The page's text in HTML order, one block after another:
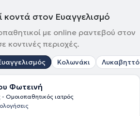
κοντά στον Ευαγγελισμό
με online ραντεβού στον
κοντινές περιοχές.
Κολωνάκι
Φωτεινή
- Ομοιοπαθητικός ιατρός